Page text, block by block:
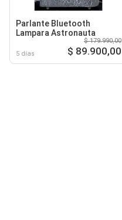
Parlante Bluetooth
Lampara Astronauta
5 días
$ 179.990,00
$ 89.900,00